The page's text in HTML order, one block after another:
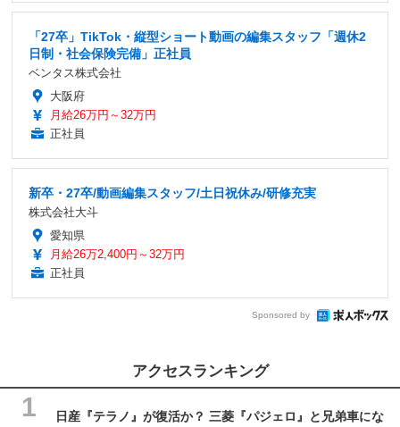
「27卒」TikTok・縦型ショート動画の編集スタッフ「週休2
日制・社会保険完備」正社員
ベンタス株式会社
大阪府
月給26万円～32万円
正社員
新卒・27卒/動画編集スタッフ/土日祝休み/研修充実
株式会社大斗
愛知県
月給26万2,400円～32万円
正社員
Sponsored by
アクセスランキング
日産『テラノ』が復活か？ 三菱『パジェロ』と兄弟車にな